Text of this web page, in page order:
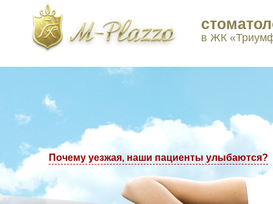
в ЖК
в Москве: +7(495) 223-77-97, +7(495) 223-77-98
Почему уезжая, наши пациенты улыбаются?